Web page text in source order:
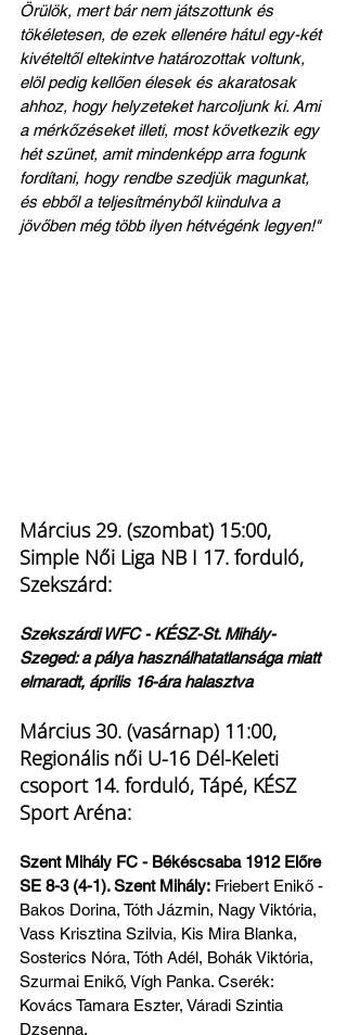
Örülök, mert bár nem játszottunk és
tökéletesen, de ezek ellenére hátul egy-két
kivételtől eltekintve határozottak voltunk,
elöl pedig kellően élesek és akaratosak
ahhoz, hogy helyzeteket harcoljunk ki. Ami
a mérkőzéseket illeti, most következik egy
hét szünet, amit mindenképp arra fogunk
fordítani, hogy rendbe szedjük magunkat,
és ebből a teljesítményből kiindulva a
jövőben még több ilyen hétvégénk legyen!"
Március 29. (szombat) 15:00,
Simple Női Liga NB I 17. forduló,
Szekszárd:
Szekszárdi WFC - KÉSZ-St. Mihály-
Szeged: a pálya használhatatlansága miatt
elmaradt, április 16-ára halasztva
Március 30. (vasárnap) 11:00,
Regionális női U-16 Dél-Keleti
csoport 14. forduló, Tápé, KÉSZ
Sport Aréna:
Szent Mihály FC - Békéscsaba 1912 Előre
SE 8-3 (4-1). Szent Mihály: Friebert Enikő -
Bakos Dorina, Tóth Jázmin, Nagy Viktória,
Vass Krisztina Szilvia, Kis Mira Blanka,
Sosterics Nóra, Tóth Adél, Bohák Viktória,
Szurmai Enikő, Vígh Panka. Cserék:
Kovács Tamara Eszter, Váradi Szintia
Dzsenna.